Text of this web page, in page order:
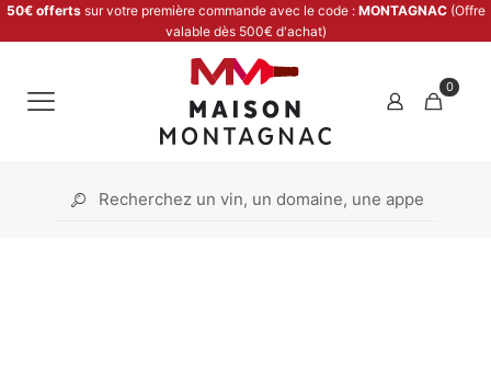
50€ offertssur votre première commande avec le code : MONTAGNAC (Offre
valable dès 500€ d'achat)
0